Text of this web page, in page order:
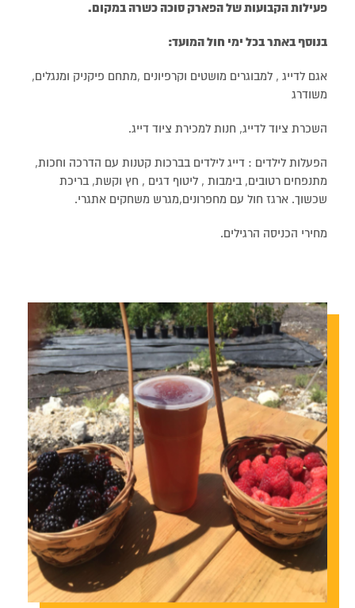
פעילות הקבועות של הפארק סוכה כשרה במקום.
בנוסף באתר בכל ימי חול המועד:
אגם לדייג , למבוגרים מושטים וקרפיונים ,מתחם פיקניק ומנגלים,
משודרג
השכרת ציוד לדייג, חנות למכירת ציוד דייג.
הפעלות לילדים : דייג לילדים בברכות קטנות עם הדרכה וחכות,
מתנפחים רטובים, בימבות , ליטוף דגים , חץ וקשת, בריכת
שכשוך. ארגז חול עם מחפרונים,מגרש משחקים אתגרי.
מחירי הכניסה הרגילים.